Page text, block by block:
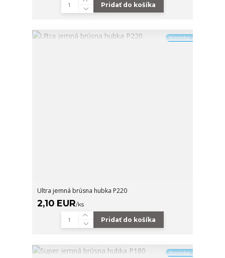
Pridať do košíka
Novinka
Ultra jemná brúsna hubka P220
2,10 EUR/ks
Pridať do košíka
Novinka